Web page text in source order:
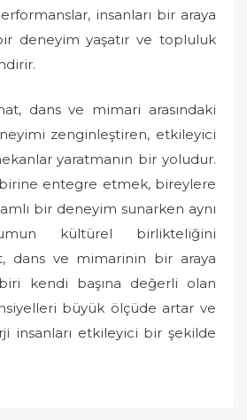
insanları bir araya
deneyim yaşatır ve topluluk
dans ve mimari arasındaki
zenginleştiren, etkileyici
yaratmanın bir yoludur.
entegre etmek, bireylere
bir deneyim sunarken aynı
kültürel birlikteliğini
dans ve mimarinin bir araya
kendi başına değerli olan
büyük ölçüde artar ve
insanları etkileyici bir şekilde